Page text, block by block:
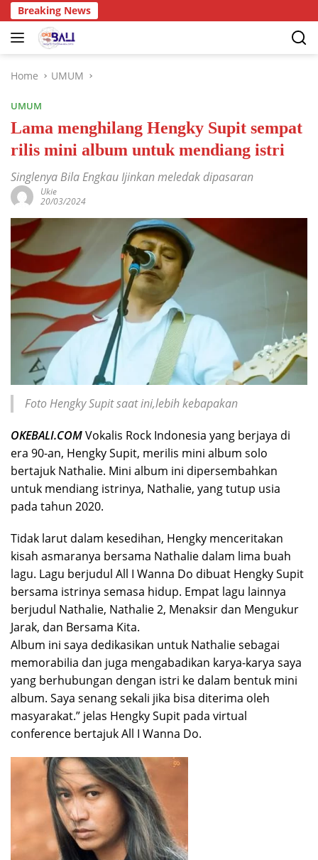
Breaking News
Home UMUM
UMUM
Lama menghilang Hengky Supit sempat
rilis mini album untuk mendiang istri
Singlenya Bila Engkau Ijinkan meledak dipasaran
Ukie
20/03/2024
Foto Hengky Supit saat ini,lebih kebapakan
OKEBALI.COMVokalis Rock Indonesia yang berjaya di
era 90-an, Hengky Supit, merilis mini album solo
bertajuk Nathalie. Mini album ini dipersembahkan
untuk mendiang istrinya, Nathalie, yang tutup usia
pada tahun 2020.
Tidak larut dalam kesedihan, Hengky menceritakan
kisah asmaranya bersama Nathalie dalam lima buah
lagu. Lagu berjudul All I Wanna Do dibuat Hengky Supit
bersama istrinya semasa hidup. Empat lagu lainnya
berjudul Nathalie, Nathalie 2, Menaksir dan Mengukur
Jarak, dan Bersama Kita.
Album ini saya dedikasikan untuk Nathalie sebagai
memorabilia dan juga mengabadikan karya-karya saya
yang berhubungan dengan istri ke dalam bentuk mini
album. Saya senang sekali jika bisa diterima oleh
masyarakat.” jelas Hengky Supit pada virtual
conference bertajuk All I Wanna Do.